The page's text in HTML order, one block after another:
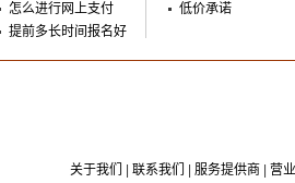
怎么进行网上支付
提前多长时间报名好
低价承诺
关于我们 联系我们 服务提供商
营